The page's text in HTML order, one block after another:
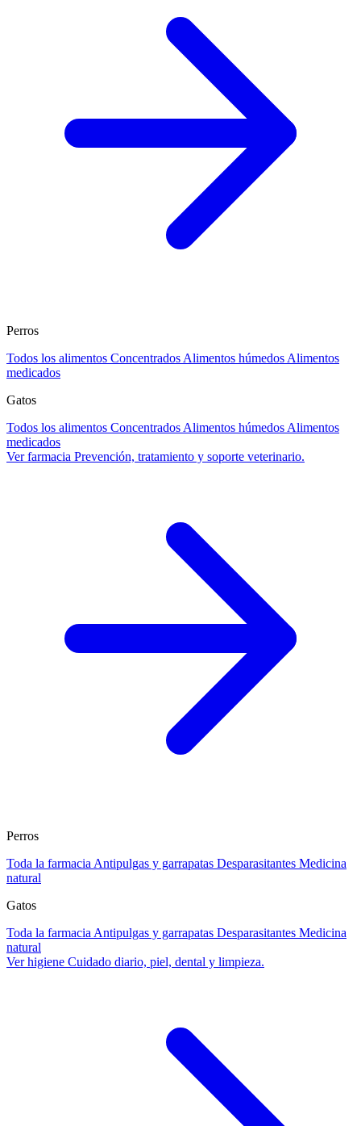
Perros
Todos los alimentos Concentrados Alimentos húmedos Alimentos
medicados
Gatos
Todos los alimentos Concentrados Alimentos húmedos Alimentos
medicados
Ver farmacia Prevención, tratamiento y soporte veterinario.
Perros
Toda la farmacia Antipulgas y garrapatas Desparasitantes Medicina
natural
Gatos
Toda la farmacia Antipulgas y garrapatas Desparasitantes Medicina
natural
Ver higiene Cuidado diario, piel, dental y limpieza.